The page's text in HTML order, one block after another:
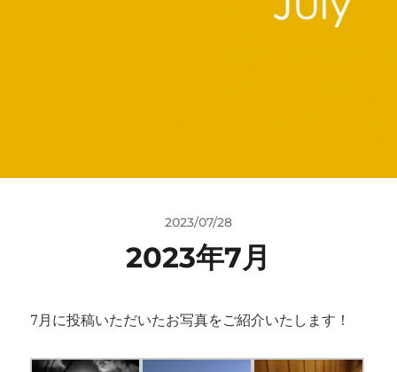
2023/07/28
2023年7月
7月に投稿いただいたお写真をご紹介いたします！